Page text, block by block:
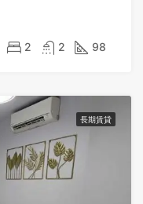
2 2 98
長期賃貸